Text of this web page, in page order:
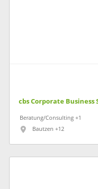
cbs Corporate Business
Beratung/Consulting +1
Bautzen +12